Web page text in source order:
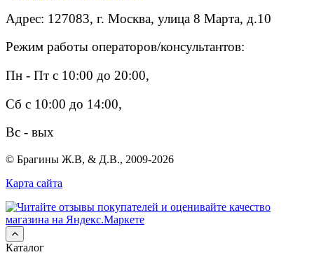
Адрес: 127083, г. Москва, улица 8 Марта, д.10
Режим работы операторов/консультантов:
Пн - Пт с 10:00 до 20:00,
Сб с 10:00 до 14:00,
Вс - вых
© Брагины Ж.В, & Д.В., 2009-2026
Карта сайта
Каталог